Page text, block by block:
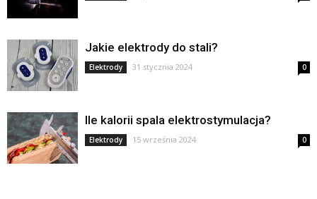
Jakie elektrody do stali?
Elektrody 31 stycznia 2024 0
Ile kalorii spala elektrostymulacja?
Elektrody 15 września 2024 0